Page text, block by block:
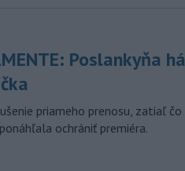
Poslankyňa
priameho prenosu, zatiaľ čo
ochrániť premiéra.